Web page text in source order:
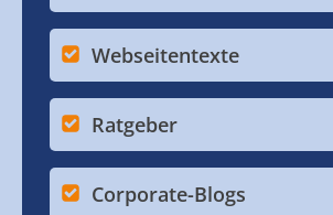
Webseitentexte
Ratgeber
Corporate-Blogs